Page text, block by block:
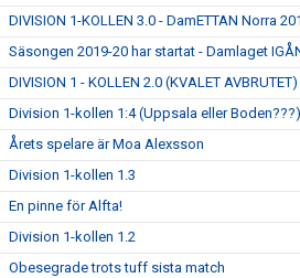
DIVISION 1-KOLLEN 3.0 - DamETTAN Norra
Säsongen 2019-20 har startat - Damlaget
DIVISION 1 - KOLLEN 2.0 (KVALET AVBRUTET)
Division 1-kollen 1:4 (Uppsala eller Boden???)
Årets spelare är Moa Alexsson
Division 1-kollen 1.3
En pinne för Alfta!
Division 1-kollen 1.2
Obesegrade trots tuff sista match